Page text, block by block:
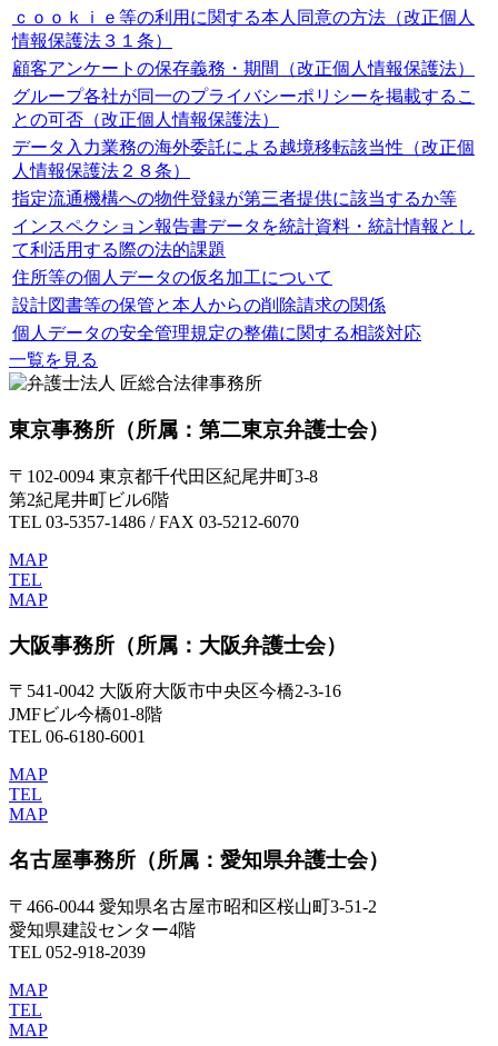
ｃｏｏｋｉｅ等の利用に関する本人同意の方法（改正個人
情報保護法３１条）
顧客アンケートの保存義務・期間（改正個人情報保護法）
グループ各社が同一のプライバシーポリシーを掲載するこ
との可否（改正個人情報保護法）
データ入力業務の海外委託による越境移転該当性（改正個
人情報保護法２８条）
指定流通機構への物件登録が第三者提供に該当するか等
インスペクション報告書データを統計資料・統計情報とし
て利活用する際の法的課題
住所等の個人データの仮名加工について
設計図書等の保管と本人からの削除請求の関係
個人データの安全管理規定の整備に関する相談対応
一覧を見る
東京事務所 （所属：第二東京弁護士会）
〒102-0094 東京都千代田区紀尾井町3-8
第2紀尾井町ビル6階
TEL 03-5357-1486 / FAX 03-5212-6070
MAP
TEL
MAP
大阪事務所 （所属：大阪弁護士会）
〒541-0042 大阪府大阪市中央区今橋2-3-16
JMFビル今橋01-8階
TEL 06-6180-6001
MAP
TEL
MAP
名古屋事務所 （所属：愛知県弁護士会）
〒466-0044 愛知県名古屋市昭和区桜山町3-51-2
愛知県建設センター4階
TEL 052-918-2039
MAP
TEL
MAP